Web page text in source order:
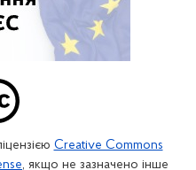
Creative Commons
, якщо не зазначено інше